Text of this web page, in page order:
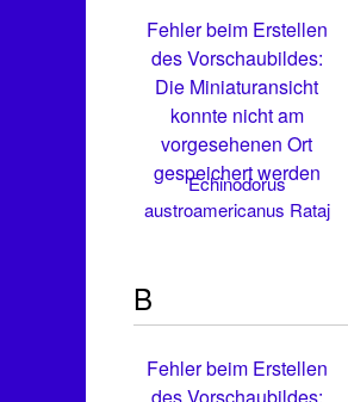
Fehler beim Erstellen
des Vorschaubildes:
Die Miniaturansicht
konnte nicht am
vorgesehenen Ort
gespeichert werden
Echinodorus
austroamericanus Rataj
B
Fehler beim Erstellen
des Vorschaubildes: